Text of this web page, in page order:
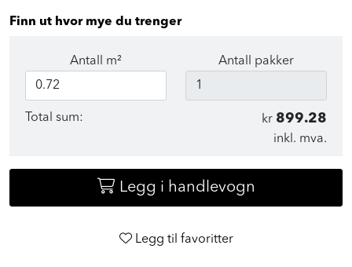
Finn ut hvor mye du trenger
Antall m² Antall pakker
Total sum: kr 899.28
inkl. mva.
Legg i handlevogn
Legg til favoritter